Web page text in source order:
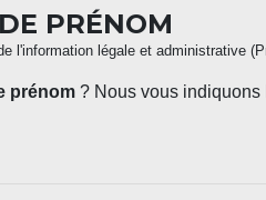
PRÉNOM
l'information légale et administrative
prénom ? Nous vous indiquons